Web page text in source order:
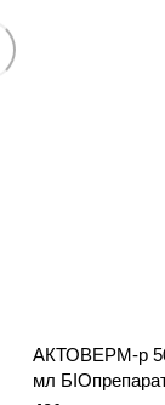
АКТОВЕРМ-р
мл